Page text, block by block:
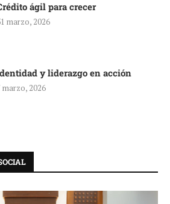
ágil para crecer
marzo, 2026
y liderazgo en acción
marzo, 2026